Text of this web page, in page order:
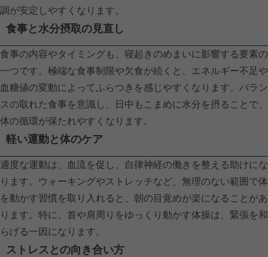
調が安定しやすくなります。
食事と水分摂取の見直し
食事の内容やタイミングも、寝起きのめまいに影響する要素の
一つです。極端な食事制限や欠食が続くと、エネルギー不足や
血糖値の変動によってふらつきを感じやすくなります。バラン
スの取れた食事を意識し、日中もこまめに水分を摂ることで、
体の循環が保たれやすくなります。
軽い運動と体のケア
適度な運動は、血流を促し、自律神経の働きを整える助けにな
ります。ウォーキングやストレッチなど、無理のない範囲で体
を動かす習慣を取り入れると、朝の目覚めが楽になることがあ
ります。特に、首や肩周りをゆっくり動かす体操は、緊張を和
らげる一因になります。
ストレスとの向き合い方